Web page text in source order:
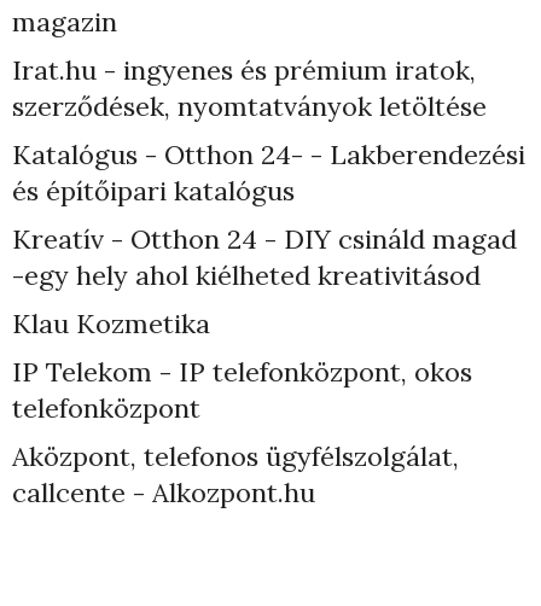
magazin
Irat.hu - ingyenes és prémium iratok,
szerződések, nyomtatványok letöltése
Katalógus - Otthon 24- - Lakberendezési
és építőipari katalógus
Kreatív - Otthon 24 - DIY csináld magad
-egy hely ahol kiélheted kreativitásod
Klau Kozmetika
IP Telekom - IP telefonközpont, okos
telefonközpont
Aközpont, telefonos ügyfélszolgálat,
callcente - Alkozpont.hu